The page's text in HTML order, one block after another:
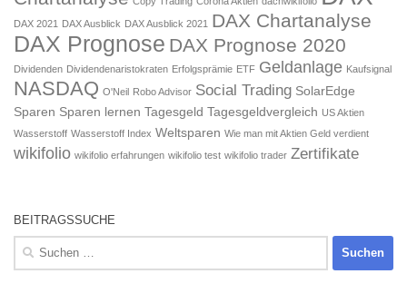
DAX 2021 DAX Ausblick DAX Ausblick 2021 DAX Chartanalyse
DAX Prognose DAX Prognose 2020
Dividenden Dividendenaristokraten Erfolgsprämie ETF Geldanlage Kaufsignal
NASDAQ O'Neil Robo Advisor Social Trading SolarEdge
Sparen Sparen lernen Tagesgeld Tagesgeldvergleich US Aktien
Wasserstoff Wasserstoff Index Weltsparen Wie man mit Aktien Geld verdient
wikifolio wikifolio erfahrungen wikifolio test wikifolio trader Zertifikate
BEITRAGSSUCHE
Suchen